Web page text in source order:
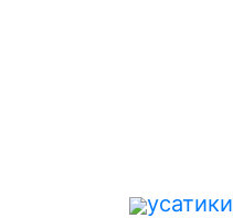
усатики